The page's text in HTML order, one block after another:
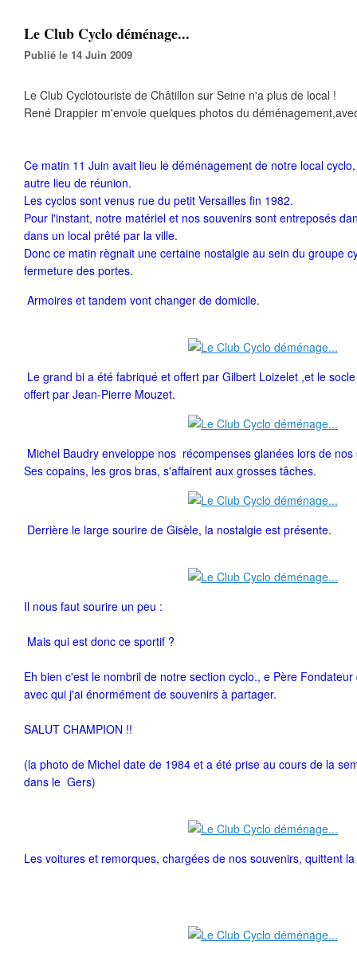
Le Club Cyclo déménage...
Publié le 14 Juin 2009
Le Club Cyclotouriste de Châtillon sur Seine n'a plus de local !
René Drappier m'envoie quelques photos du
Ce matin 11 Juin avait lieu le déménagement de notre local
autre lieu de réunion.
Les cyclos sont venus rue du petit Versailles fin 1982.
Pour l'instant, notre matériel et nos souvenirs sont entreposés
dans un local prêté par la ville.
Donc ce matin règnait une certaine nostalgie au sein du groupe
fermeture des portes.
Armoires et tandem vont changer de domicile.
Le grand bi a été fabriqué et offert par Gilbert Loizelet ,et le
offert par Jean-Pierre Mouzet.
Michel Baudry enveloppe nos récompenses glanées lors de
Ses copains, les gros bras, s'affairent aux grosses tâches.
Derrière le large sourire de Gisèle, la nostalgie est présente.
Il nous faut sourire un peu :
Mais qui est donc ce sportif ?
Eh bien c'est le nombril de notre section cyclo., e Père
avec qui j'ai énormément de souvenirs à partager.
SALUT CHAMPION !!
(la photo de Michel date de 1984 et a été prise au cours de la
dans le Gers)
Les voitures et remorques, chargées de nos souvenirs, quittent